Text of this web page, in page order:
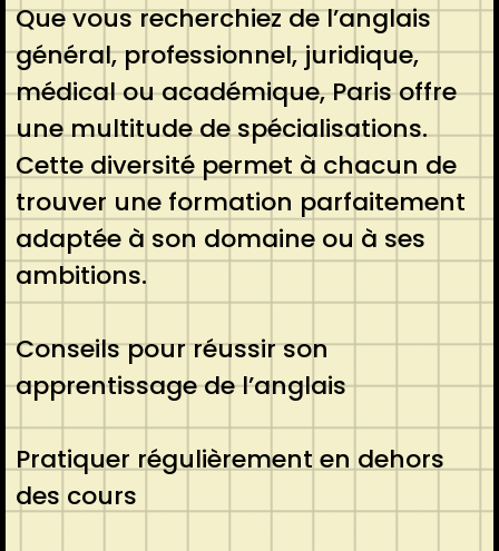
Que vous recherchiez de l’anglais
général, professionnel, juridique,
médical ou académique, Paris offre
une multitude de spécialisations.
Cette diversité permet à chacun de
trouver une formation parfaitement
adaptée à son domaine ou à ses
ambitions.
Conseils pour réussir son
apprentissage de l’anglais
Pratiquer régulièrement en dehors
des cours